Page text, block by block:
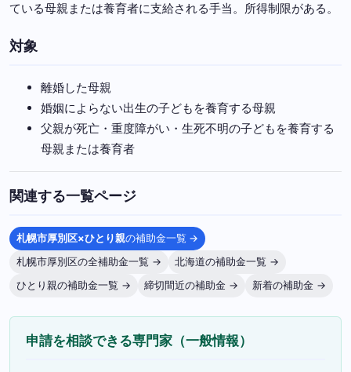
ている母親または養育者に支給される手当。所得制限がある。
対象
離婚した母親
婚姻によらない出生の子どもを養育する母親
父親が死亡・重度障がい・生死不明の子どもを養育する
母親または養育者
関連する一覧ページ
札幌市厚別区×ひとり親の補助金一覧 →
札幌市厚別区の全補助金一覧 →
北海道の補助金一覧 →
ひとり親の補助金一覧 →
締切間近の補助金 → 新着の補助金 →
申請を相談できる専門家（一般情報）